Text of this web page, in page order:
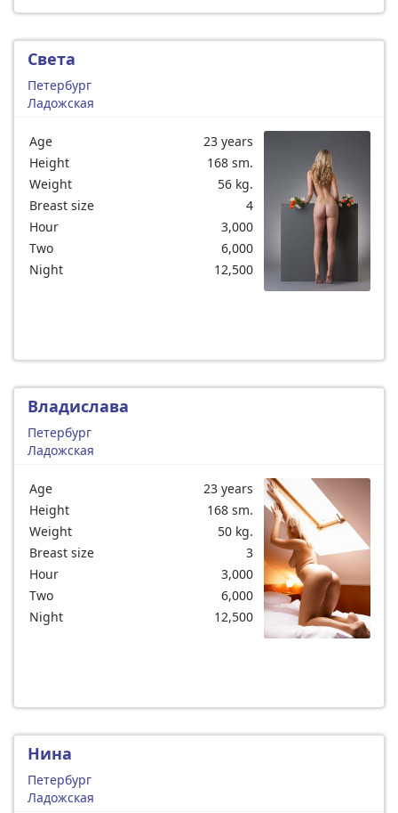
Света
Петербург
Ладожская
Age
23 years
Height
168 sm.
Weight
56 kg.
Breast size
4
Hour
3,000
Two
6,000
Night
12,500
Владислава
Петербург
Ладожская
Age
23 years
Height
168 sm.
Weight
50 kg.
Breast size
3
Hour
3,000
Two
6,000
Night
12,500
Нина
Петербург
Ладожская